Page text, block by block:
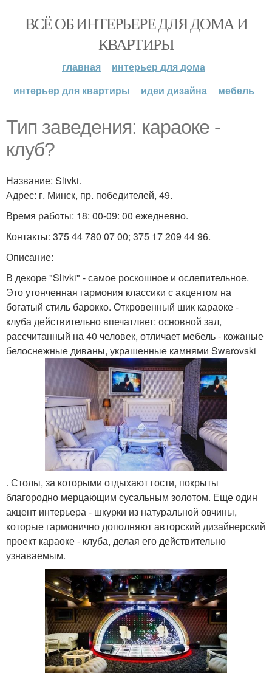
ВСЁ ОБ ИНТЕРЬЕРЕ ДЛЯ ДОМА И
КВАРТИРЫ
главная
интерьер для дома
интерьер для квартиры
идеи дизайна мебель
Тип заведения: караоке -
клуб?
Название: Slivki.
Адрес: г. Минск, пр. победителей, 49.
Время работы: 18: 00-09: 00 ежедневно.
Контакты: 375 44 780 07 00; 375 17 209 44 96.
Описание:
В декоре "Slivki" - самое роскошное и ослепительное.
Это утонченная гармония классики с акцентом на
богатый стиль барокко. Откровенный шик караоке -
клуба действительно впечатляет: основной зал,
рассчитанный на 40 человек, отличает мебель - кожаные
белоснежные диваны, украшенные камнями Swarovski
. Столы, за которыми отдыхают гости, покрыты
благородно мерцающим сусальным золотом. Еще один
акцент интерьера - шкурки из натуральной овчины,
которые гармонично дополняют авторский дизайнерский
проект караоке - клуба, делая его действительно
узнаваемым.